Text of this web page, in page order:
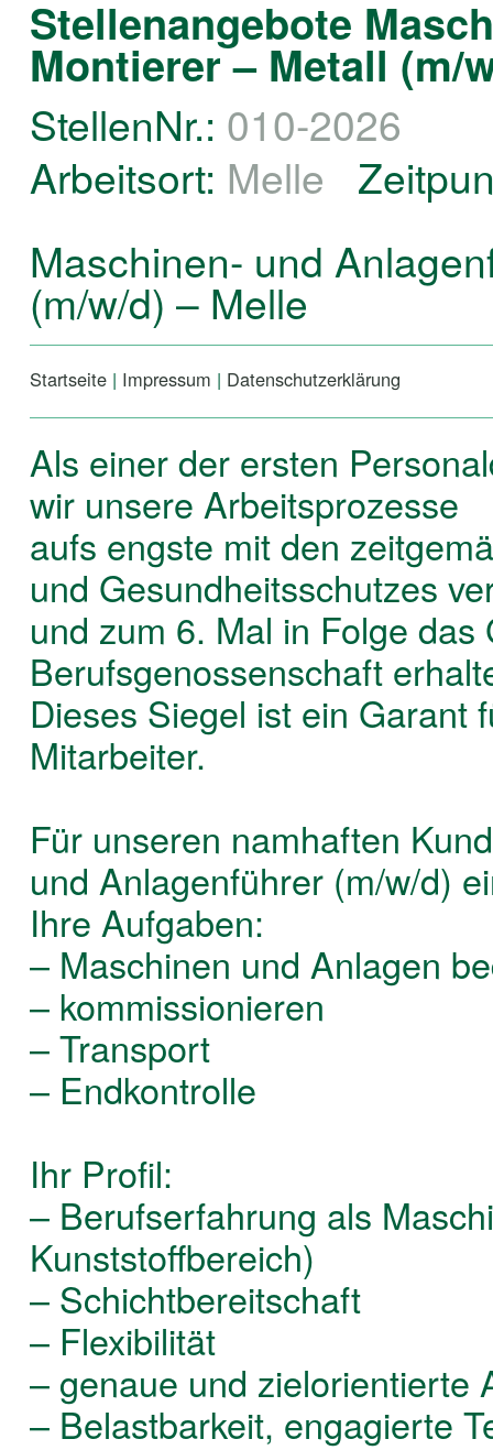
Stellenangebote
Montierer – Metall (m/
StellenNr.: 010-2026
Arbeitsort: Melle
Maschinen- und
(m/w/d) – Melle
Startseite| Impressum | Datenschutzerklärung
Als einer der ersten
wir unsere Arbeitsprozesse
aufs engste mit den
und Gesundheitsschutzes
und zum 6. Mal in Folge
Berufsgenossenschaft
Dieses Siegel ist ein Garant
Mitarbeiter.
Für unseren namhaften
und Anlagenführer (m/w/d)
Ihre Aufgaben:
– Maschinen und Anlagen
– kommissionieren
– Transport
– Endkontrolle
Ihr Profil:
– Berufserfahrung als
Kunststoffbereich)
– Schichtbereitschaft
– Flexibilität
– genaue und zielorientierte
– Belastbarkeit, engagierte